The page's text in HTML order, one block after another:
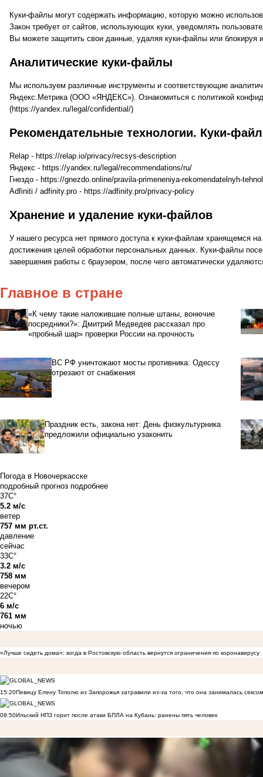
Куки-файлы могут содержать информацию, которую можно
Закон требует от сайтов, использующих куки, уведомлять
Вы можете защитить свои данные, удаляя куки-файлы или блокируя
Аналитические куки-файлы
Мы используем различные инструменты и соответствующие
Яндекс.Метрика (ООО «ЯНДЕКС»). Ознакомиться с политикой
(https://yandex.ru/legal/confidential/)
Рекомендательные технологии. Куки-
Relap - https://relap.io/privacy/recsys-description
Яндекс - https://yandex.ru/legal/recommendations/ru/
Гнездо - https://gnezdo.online/pravila-primeneniya-rekomendatelnyh-
Adfiniti / adfinity.pro - https://adfinity.pro/privacy-policy
Хранение и удаление куки-файлов
У нашего ресурса нет прямого доступа к куки-файлам хранящемся
достижения целей обработки персональных данных. Куки-файлы
завершения работы с браузером, после чего автоматически
Главное в стране
«К чему такие наложившие полные штаны, вонючие
посредники?»: Дмитрий Медведев рассказал про
«пробный шар» проверки России на прочность
ВС РФ уничтожают мосты противника: Одессу
отрезают от снабжения
Праздник есть, закона нет: День физкультурника
предложили официально узаконить
Погода в Новочеркасске
подробный прогноз подробнее
37C°
5.2 м/с
ветер
757 мм рт.ст.
давление
сейчас
33C°
3.2 м/с
758 мм
вечером
22C°
6 м/с
761 мм
ночью
«Лучше сидеть дома»: когда в Ростовскую область вернутся ограничения по коронавирусу
15:20Певицу Елену Тополю из Запорожья затравили из-за того, что она занималась
08:50Ильский НПЗ горит после атаки БПЛА на Кубань: ранены пять человек